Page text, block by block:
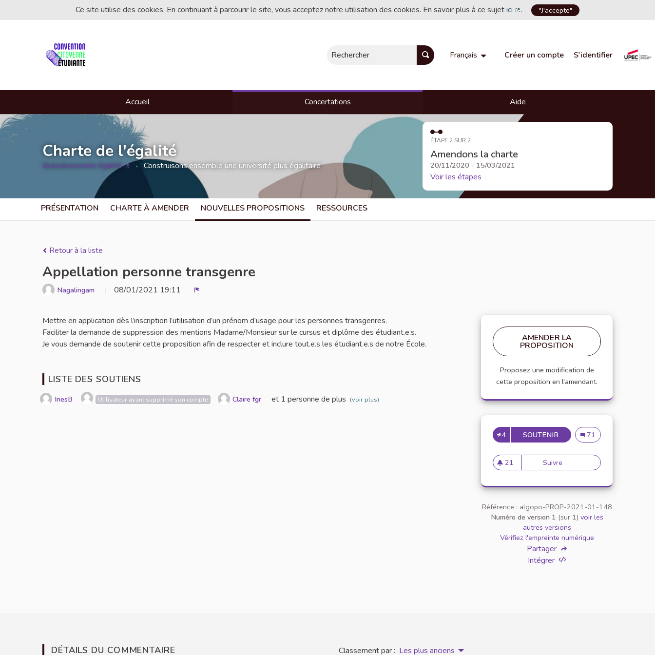
Ce site utilise des cookies. En continuant à parcourir le site, vous acceptez notre utilisation des cookies. En savoir plus à ce sujetici
(Lien externe)
. "J'accepte"
Rechercher Français Choisir la langueChoose language
Créer un compte S'identifier
Accueil Concertations Aide
Charte de l'égalité
#pasdesexisme égalité Construisons ensemble une université plus égalitaire
ÉTAPE 2 SUR 2
Amendons la charte
20/11/2020 - 15/03/2021
Voir les étapes
PRÉSENTATION CHARTE À AMENDER NOUVELLES PROPOSITIONS RESSOURCES
Retour à la liste
Appellation personne transgenre
Nagalingam 08/01/2021 19:11
Mettre en application dès l’inscription l’utilisation d’un prénom d’usage pour les personnes transgenres.
Faciliter la demande de suppression des mentions Madame/Monsieur sur le cursus et diplôme des étudiant.e.s.
Je vous demande de soutenir cette proposition afin de respecter et inclure tout.e.s les étudiant.e.s de notre École.
LISTE DES SOUTIENS
InesB Utilisateur ayant supprimé son compte Claire fgr et 1 personne de plus (voir plus)
AMENDER LA
PROPOSITION
Proposez une modification de
cette proposition en l'amendant.
4 SOUTENIR APPELLATION PERSONNE
Appellation personne
71
21
21 abonnés
Suivre Appellation personne
Référence : algopo-PROP-2021-01-148
Numéro de version 1 (sur 1) voir les
autres versions
Vérifiez l'empreinte numérique
Partager
Intégrer
DÉTAILS DU COMMENTAIRE Classement par : Les plus anciens